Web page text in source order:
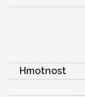
Hmotnost